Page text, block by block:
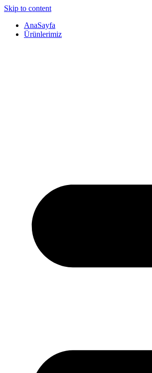
Skip to content
AnaSayfa
Ürünlerimiz